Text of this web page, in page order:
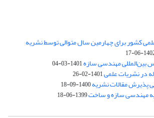
کشور برای چهارمین سال متوالی توسط نشریه
1402-
بین‌المللی مهندسی سازه1401-03-04
در نشریات علمی1401-02-26
پذیرش مقالات نشریه1400-09-18
1399-06-18